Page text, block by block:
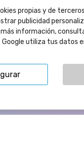
Llorens, 109B - 12540
propias y de
publicidad
información,
Google utiliza tus datos